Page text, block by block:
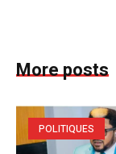
More posts
POLITIQUES